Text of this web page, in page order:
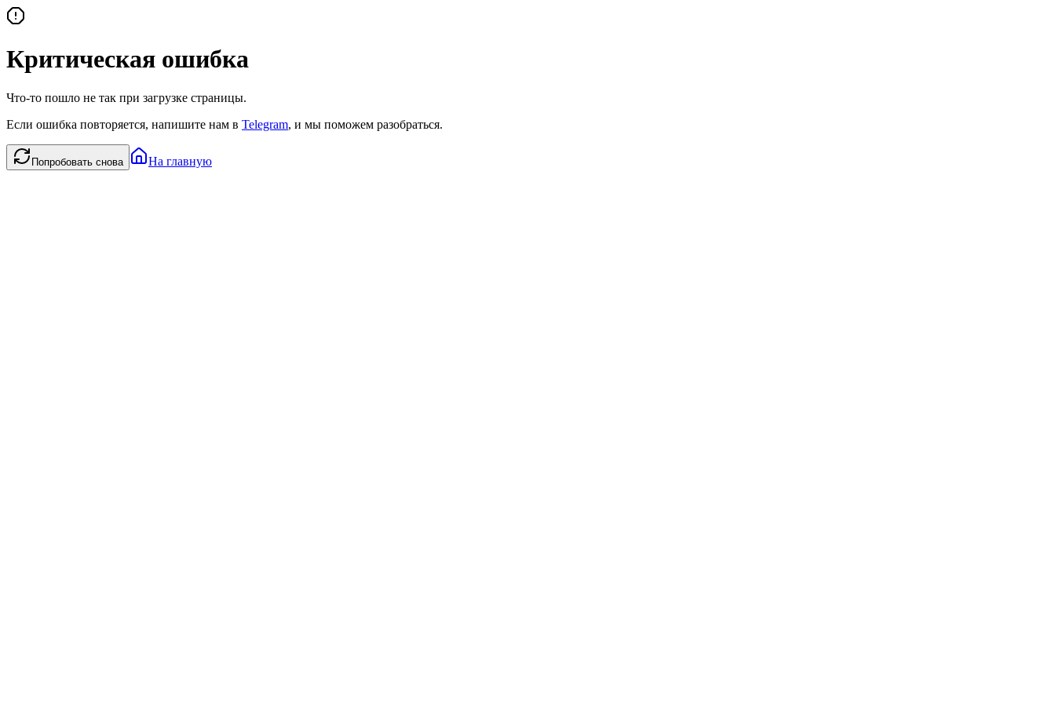
Критическая ошибка
Что-то пошло не так при загрузке страницы.
Если ошибка повторяется, напишите нам в Telegram, и мы поможем разобраться.
Попробовать снова На главную